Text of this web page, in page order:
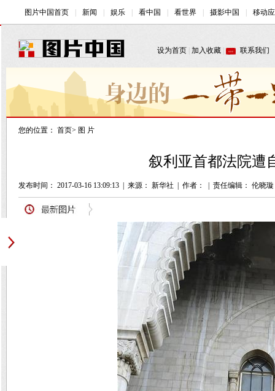
您的位置： 首页> 图 片
叙利亚首都法院遭
发布时间： 2017-03-16 13:09:13 来源： 新华社 作者： 责任编辑： 伦晓璇